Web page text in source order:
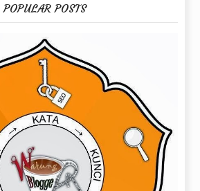
POPULAR POSTS